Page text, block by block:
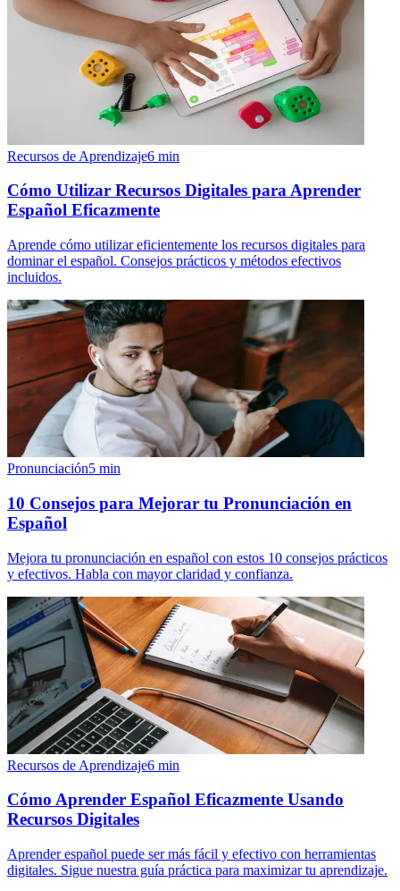
Recursos de Aprendizaje6 min
Cómo Utilizar Recursos Digitales para Aprender
Español Eficazmente
Aprende cómo utilizar eficientemente los recursos digitales para
dominar el español. Consejos prácticos y métodos efectivos
incluidos.
Pronunciación5 min
10 Consejos para Mejorar tu Pronunciación en
Español
Mejora tu pronunciación en español con estos 10 consejos prácticos
y efectivos. Habla con mayor claridad y confianza.
Recursos de Aprendizaje6 min
Cómo Aprender Español Eficazmente Usando
Recursos Digitales
Aprender español puede ser más fácil y efectivo con herramientas
digitales. Sigue nuestra guía práctica para maximizar tu aprendizaje.